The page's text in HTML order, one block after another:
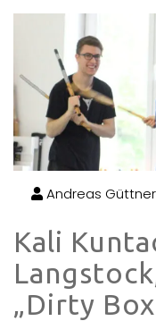
Andreas Güttner
Kali
„Dirty